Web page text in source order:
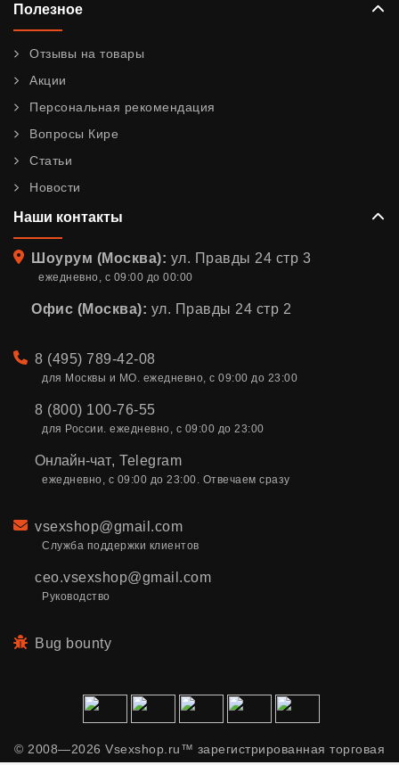
Полезное
Отзывы на товары
Акции
Персональная рекомендация
Вопросы Кире
Статьи
Новости
Наши контакты
Адрес
Шоурум (Москва): ул. Правды 24 стр 3
ежедневно, с 09:00 до 00:00
Офис (Москва): ул. Правды 24 стр 2
Телефон
8 (495) 789-42-08
для Москвы и МО. ежедневно, с 09:00 до 23:00
8 (800) 100-76-55
для России. ежедневно, с 09:00 до 23:00
Онлайн-чат, Telegram
ежедневно, с 09:00 до 23:00. Отвечаем сразу
Email
vsexshop@gmail.com
Служба поддержки клиентов
ceo.vsexshop@gmail.com
Руководство
Bug bounty
© 2008—2026 Vsexshop.ru™ зарегистрированная торговая